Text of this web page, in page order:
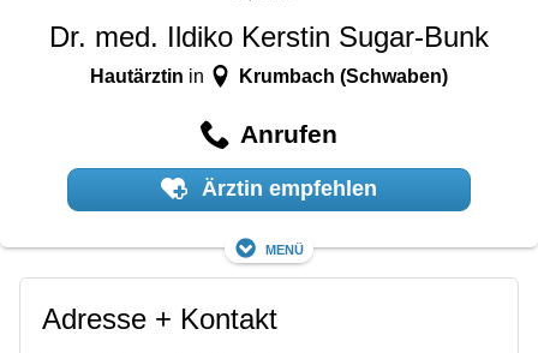
Dr. med. Ildiko Kerstin Sugar-Bunk
Hautärztin in Krumbach (Schwaben)
Anrufen
Ärztin empfehlen
Menü
Adresse + Kontakt